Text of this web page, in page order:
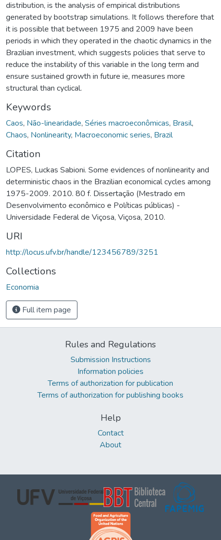
distribution, is the analysis of empirical distributions
generated by bootstrap simulations. It follows therefore that
it is possible that between 1975 and 2009 have been
periods in which they operated in the chaotic dynamics in the
Brazilian investment, which suggests policies that serve to
reduce the instability of this variable in the long term and
ensure sustained growth in future ie, measures more
structural than cyclical.
Keywords
Caos, Não-linearidade, Séries macroeconômicas, Brasil,
Chaos, Nonlinearity, Macroeconomic series, Brazil
Citation
LOPES, Luckas Sabioni. Some evidences of nonlinearity and
deterministic chaos in the Brazilian economical cycles among
1975-2009. 2010. 80 f. Dissertação (Mestrado em
Desenvolvimento econômico e Políticas públicas) -
Universidade Federal de Viçosa, Viçosa, 2010.
URI
http://locus.ufv.br/handle/123456789/3251
Collections
Economia
Full item page
Rules and Regulations
Submission Instructions
Information policies
Terms of authorization for publication
Terms of authorization for publishing books
Help
Contact
About